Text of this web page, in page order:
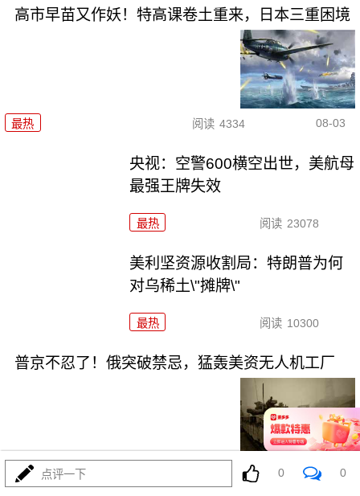
高市早苗又作妖！特高课卷土重来，日本三重困境
最热 阅读 4334 08-03
央视：空警600横空出世，美航母
最强王牌失效
最热 阅读 23078
美利坚资源收割局：特朗普为何
对乌稀土\"摊牌\"
最热 阅读 10300
普京不忍了！俄突破禁忌，猛轰美资无人机工厂
最热 8754 08-03
点评一下 0 0